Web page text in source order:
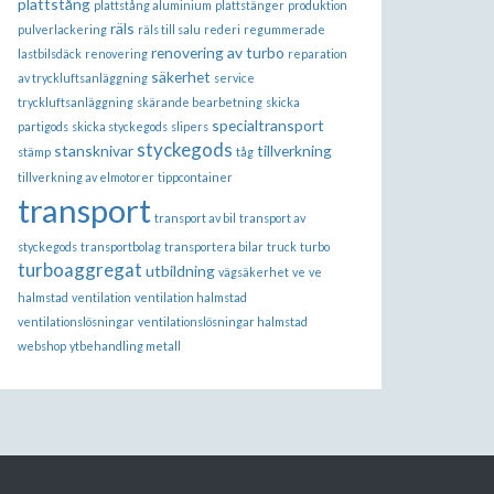
plattstång plattstång aluminium plattstänger produktion
pulverlackering räls räls till salu rederi regummerade
lastbilsdäck renovering renovering av turbo reparation
av tryckluftsanläggning säkerhet service
tryckluftsanläggning skärande bearbetning skicka
partigods skicka styckegods slipers specialtransport
stämp stansknivar styckegods tåg tillverkning
tillverkning av elmotorer tippcontainer
transport transport av bil transport av
styckegods transportbolag transportera bilar truck turbo
turboaggregat utbildning vägsäkerhet ve ve
halmstad ventilation ventilation halmstad
ventilationslösningar ventilationslösningar halmstad
webshop ytbehandling metall